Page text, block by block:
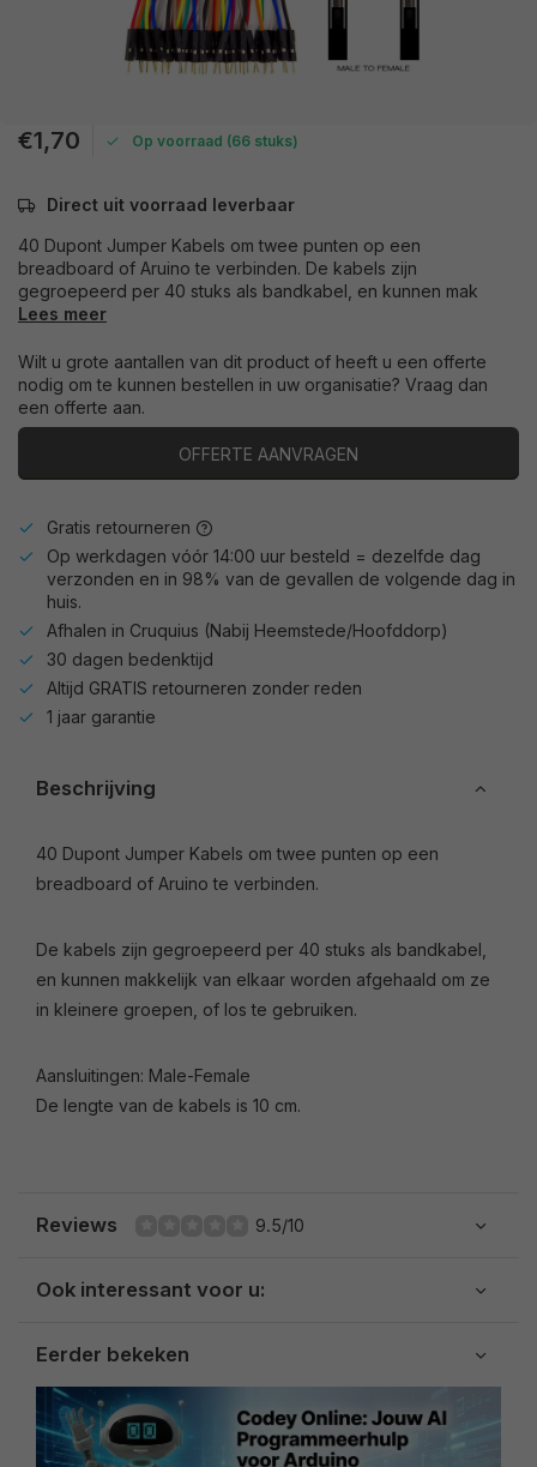
€1,70 Op voorraad (66 stuks)
Direct uit voorraad leverbaar
40 Dupont Jumper Kabels om twee punten op een
breadboard of Aruino te verbinden. De kabels zijn
gegroepeerd per 40 stuks als bandkabel, en kunnen mak
Lees meer
Wilt u grote aantallen van dit product of heeft u een offerte
nodig om te kunnen bestellen in uw organisatie? Vraag dan
een offerte aan.
OFFERTE AANVRAGEN
Gratis retourneren
Op werkdagen vóór 14:00 uur besteld = dezelfde dag
verzonden en in 98% van de gevallen de volgende dag in
huis.
Afhalen in Cruquius (Nabij Heemstede/Hoofddorp)
30 dagen bedenktijd
Altijd GRATIS retourneren zonder reden
1 jaar garantie
Beschrijving
40 Dupont Jumper Kabels om twee punten op een
breadboard of Aruino te verbinden.
De kabels zijn gegroepeerd per 40 stuks als bandkabel,
en kunnen makkelijk van elkaar worden afgehaald om ze
in kleinere groepen, of los te gebruiken.
Aansluitingen: Male-Female
De lengte van de kabels is 10 cm.
Reviews 9.5/10
Ook interessant voor u:
Eerder bekeken